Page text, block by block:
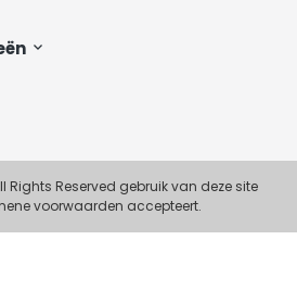
Rights Reserved gebruik van deze site
voorwaarden accepteert.